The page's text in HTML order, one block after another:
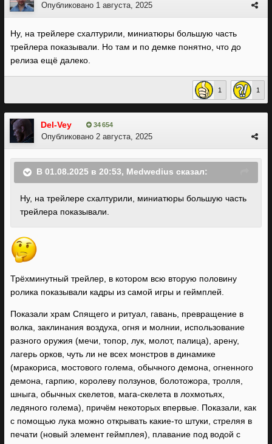
Опубликовано 1 августа, 2025
Ну, на трейлере схалтурили, миниатюры большую часть
трейлера показывали. Но там и по демке понятно, что до
релиза ещё далеко.
1 1
Del-Vey 34 654
Опубликовано 2 августа, 2025
В 01.08.2025 в 20:53, Medwedius сказал:
Ну, на трейлере схалтурили, миниатюры большую часть
трейлера показывали.
Трёхминутный трейлер, в котором всю вторую половину
ролика показывали кадры из самой игры и геймплей.
Показали храм Спящего и ритуал, гавань, превращение в
волка, заклинания воздуха, огня и молнии, использование
разного оружия (мечи, топор, лук, молот, палица), арену,
лагерь орков, чуть ли не всех монстров в динамике
(мракориса, мостового голема, обычного демона, огненного
демона, гарпию, королеву ползунов, болотожора, тролля,
шныга, обычных скелетов, мага-скелета в лохмотьях,
ледяного голема), причём некоторых впервые. Показали, как
с помощью лука можно открывать какие-то штуки, стреляя в
печати (новый элемент геймплея), плавание под водой с